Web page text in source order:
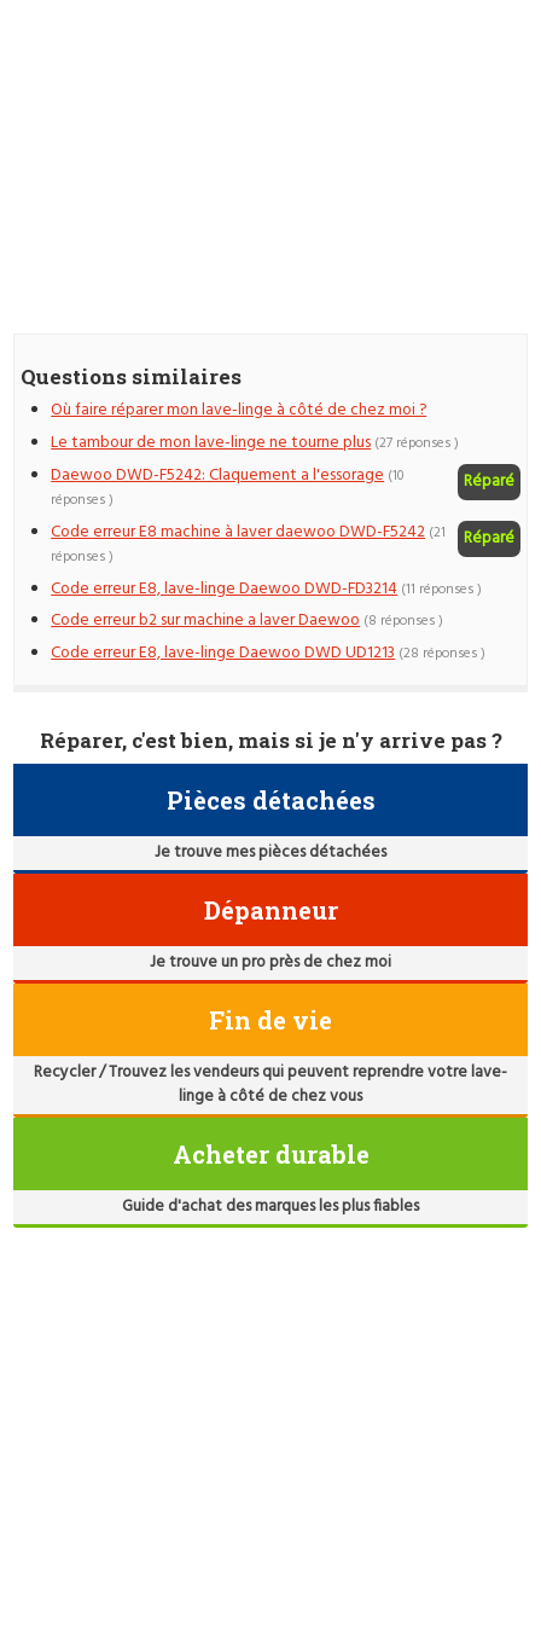
Questions similaires
Où faire réparer mon lave-linge à côté de chez moi ?
Le tambour de mon lave-linge ne tourne plus (27 réponses )
Daewoo DWD-F5242: Claquement a l'essorage Réparé
(10
réponses )
Code erreur E8 machine à laver daewoo DWD-F5242 Réparé
(21
réponses )
Code erreur E8, lave-linge Daewoo DWD-FD3214 (11 réponses )
Code erreur b2 sur machine a laver Daewoo (8 réponses )
Code erreur E8, lave-linge Daewoo DWD UD1213 (28 réponses )
Réparer, c'est bien, mais si je n'y arrive pas ?
Pièces détachées
Je trouve mes pièces détachées
Dépanneur
Je trouve un pro près de chez moi
Fin de vie
Recycler / Trouvez les vendeurs qui peuvent reprendre votre lave-
linge à côté de chez vous
Acheter durable
Guide d'achat des marques les plus fiables